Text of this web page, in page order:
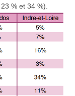
% et 34 %).